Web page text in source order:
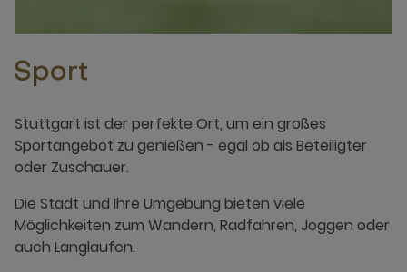
Sport
Stuttgart ist der perfekte Ort, um ein großes
Sportangebot zu genießen - egal ob als Beteiligter
oder Zuschauer.
Die Stadt und Ihre Umgebung bieten viele
Möglichkeiten zum Wandern, Radfahren, Joggen oder
auch Langlaufen.